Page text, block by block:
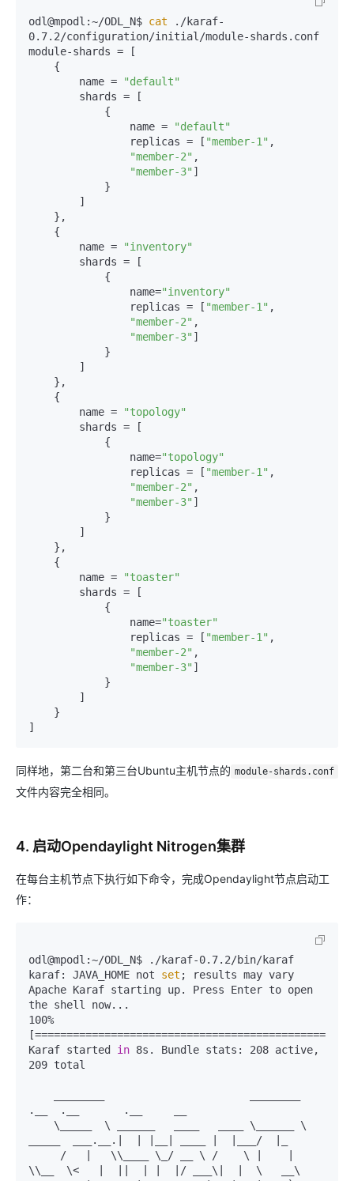
odl@mpodl:~/ODL_N$ cat ./karaf-
0.7.2/configuration/initial/module-shards.conf
module-shards = [
        name =
"default"
                name =
"default"
                replicas = [
"member-1" ,
"member-2" ,
"member-3" ]
        name =
"inventory"
                name=
"inventory"
                replicas = [
"member-1" ,
"member-2" ,
"member-3" ]
        name =
"topology"
                name=
"topology"
                replicas = [
"member-1" ,
"member-2" ,
"member-3" ]
        name =
"toaster"
                name=
"toaster"
                replicas = [
"member-1" ,
"member-2" ,
"member-3" ]
]
同样地，第二台和第三台Ubuntu主机节点的 module-shards.conf
文件内容完全相同。
4. 启动Opendaylight Nitrogen集群
在每台主机节点下执行如下命令，完成Opendaylight节点启动工
作：
odl@mpodl:~/ODL_N$ ./karaf-0.7.2/bin/karaf
karaf: JAVA_HOME not set ; results may vary
Apache Karaf starting up. Press Enter to open
the shell now...
100%
Karaf started in 8s. Bundle stats: 208 active,
209 total
.__  .__       .__     __
_____  ___.__.|  | |__| ____ |  |___/  |_
\\__  \<   |  ||  | |  |/ ___\|  |  \   __\